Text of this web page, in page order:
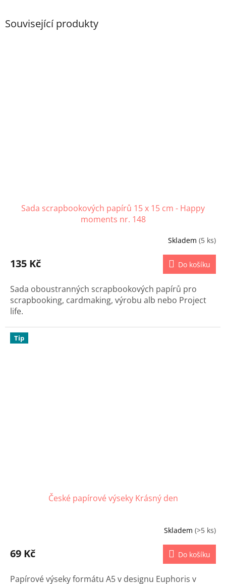
Související produkty
Sada scrapbookových papírů 15 x 15 cm - Happy
moments nr. 148
Skladem (5 ks)
135 Kč Do košíku
Sada oboustranných scrapbookových papírů pro
scrapbooking, cardmaking, výrobu alb nebo Project
life.
Tip
České papírové výseky Krásný den
Skladem (>5 ks)
69 Kč Do košíku
Papírové výseky formátu A5 v designu Euphoris v